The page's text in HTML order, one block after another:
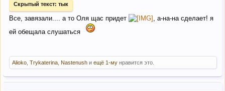
Скрытый текст: тык
Все, завязали.... а то Оля щас придет
, а-на-на сделает! я
ей обещала слушаться
Alioko Trykaterina Nastenush и ещё 1-му нравится это.